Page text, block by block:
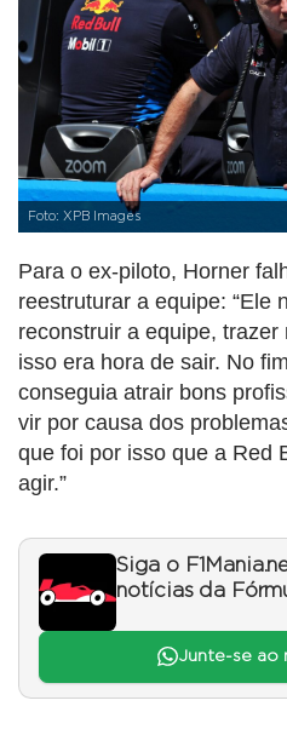
Foto: XPB Images
Para o ex-piloto, Horner
reestruturar a equipe: “Ele
reconstruir a equipe,
isso era hora de sair. No
conseguia atrair bons
vir por causa dos
que foi por isso que a Red
agir.”
Siga o
notícias da
Junte-se ao